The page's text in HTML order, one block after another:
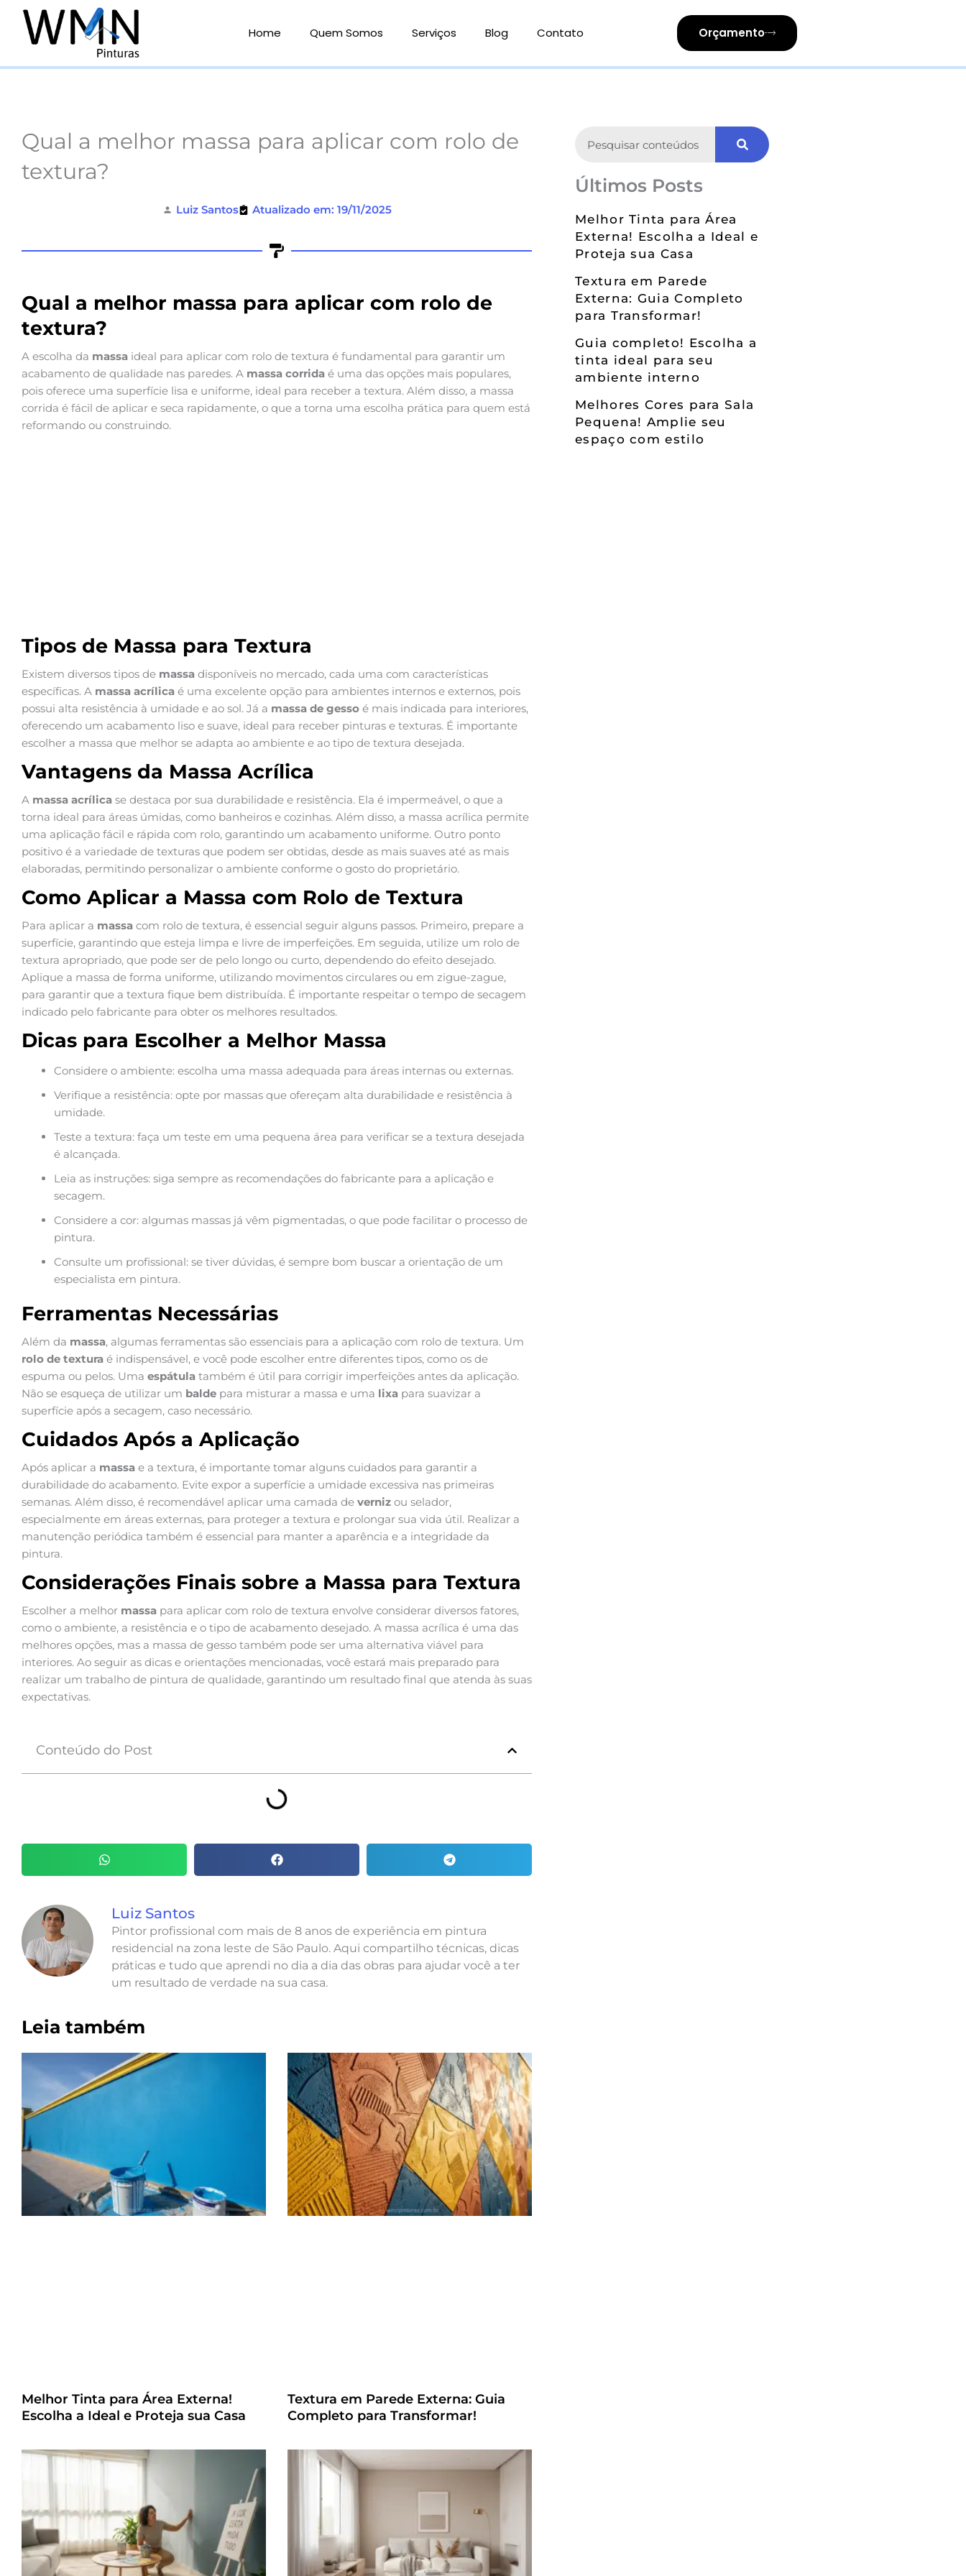
Home Quem Somos Serviços Blog Contato Orçamento
Qual a melhor massa para aplicar com rolo de
textura?
Luiz Santos Atualizado em: 19/11/2025
Qual a melhor massa para aplicar com rolo de
textura?
A escolha da massa ideal para aplicar com rolo de textura é fundamental para garantir um
acabamento de qualidade nas paredes. A massa corrida é uma das opções mais populares,
pois oferece uma superfície lisa e uniforme, ideal para receber a textura. Além disso, a massa
corrida é fácil de aplicar e seca rapidamente, o que a torna uma escolha prática para quem está
reformando ou construindo.
Tipos de Massa para Textura
Existem diversos tipos de massa disponíveis no mercado, cada uma com características
específicas. A massa acrílica é uma excelente opção para ambientes internos e externos, pois
possui alta resistência à umidade e ao sol. Já a massa de gesso é mais indicada para interiores,
oferecendo um acabamento liso e suave, ideal para receber pinturas e texturas. É importante
escolher a massa que melhor se adapta ao ambiente e ao tipo de textura desejada.
Vantagens da Massa Acrílica
A massa acrílica se destaca por sua durabilidade e resistência. Ela é impermeável, o que a
torna ideal para áreas úmidas, como banheiros e cozinhas. Além disso, a massa acrílica permite
uma aplicação fácil e rápida com rolo, garantindo um acabamento uniforme. Outro ponto
positivo é a variedade de texturas que podem ser obtidas, desde as mais suaves até as mais
elaboradas, permitindo personalizar o ambiente conforme o gosto do proprietário.
Como Aplicar a Massa com Rolo de Textura
Para aplicar a massa com rolo de textura, é essencial seguir alguns passos. Primeiro, prepare a
superfície, garantindo que esteja limpa e livre de imperfeições. Em seguida, utilize um rolo de
textura apropriado, que pode ser de pelo longo ou curto, dependendo do efeito desejado.
Aplique a massa de forma uniforme, utilizando movimentos circulares ou em zigue-zague,
para garantir que a textura fique bem distribuída. É importante respeitar o tempo de secagem
indicado pelo fabricante para obter os melhores resultados.
Dicas para Escolher a Melhor Massa
Considere o ambiente: escolha uma massa adequada para áreas internas ou externas.
Verifique a resistência: opte por massas que ofereçam alta durabilidade e resistência à
umidade.
Teste a textura: faça um teste em uma pequena área para verificar se a textura desejada
é alcançada.
Leia as instruções: siga sempre as recomendações do fabricante para a aplicação e
secagem.
Considere a cor: algumas massas já vêm pigmentadas, o que pode facilitar o processo de
pintura.
Consulte um profissional: se tiver dúvidas, é sempre bom buscar a orientação de um
especialista em pintura.
Ferramentas Necessárias
Além da massa, algumas ferramentas são essenciais para a aplicação com rolo de textura. Um
rolo de textura é indispensável, e você pode escolher entre diferentes tipos, como os de
espuma ou pelos. Uma espátula também é útil para corrigir imperfeições antes da aplicação.
Não se esqueça de utilizar um balde para misturar a massa e uma lixa para suavizar a
superfície após a secagem, caso necessário.
Cuidados Após a Aplicação
Após aplicar a massa e a textura, é importante tomar alguns cuidados para garantir a
durabilidade do acabamento. Evite expor a superfície a umidade excessiva nas primeiras
semanas. Além disso, é recomendável aplicar uma camada de verniz ou selador,
especialmente em áreas externas, para proteger a textura e prolongar sua vida útil. Realizar a
manutenção periódica também é essencial para manter a aparência e a integridade da
pintura.
Considerações Finais sobre a Massa para Textura
Escolher a melhor massa para aplicar com rolo de textura envolve considerar diversos fatores,
como o ambiente, a resistência e o tipo de acabamento desejado. A massa acrílica é uma das
melhores opções, mas a massa de gesso também pode ser uma alternativa viável para
interiores. Ao seguir as dicas e orientações mencionadas, você estará mais preparado para
realizar um trabalho de pintura de qualidade, garantindo um resultado final que atenda às suas
expectativas.
Conteúdo do Post
Luiz Santos
Pintor profissional com mais de 8 anos de experiência em pintura
residencial na zona leste de São Paulo. Aqui compartilho técnicas, dicas
práticas e tudo que aprendi no dia a dia das obras para ajudar você a ter
um resultado de verdade na sua casa.
Leia também
Melhor Tinta para Área Externa!
Escolha a Ideal e Proteja sua Casa
Textura em Parede Externa: Guia
Completo para Transformar!
Últimos Posts
Melhor Tinta para Área
Externa! Escolha a Ideal e
Proteja sua Casa
Textura em Parede
Externa: Guia Completo
para Transformar!
Guia completo! Escolha a
tinta ideal para seu
ambiente interno
Melhores Cores para Sala
Pequena! Amplie seu
espaço com estilo